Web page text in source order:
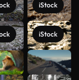
iStock
iStock
Mehr
anzeigen